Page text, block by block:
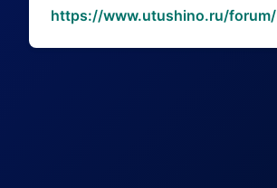
https://www.utushino.ru/forum/